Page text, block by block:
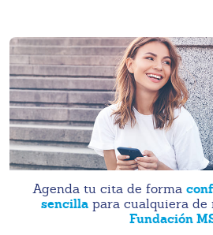
Agenda tu cita de forma
sencilla para cualquiera de
Fundación